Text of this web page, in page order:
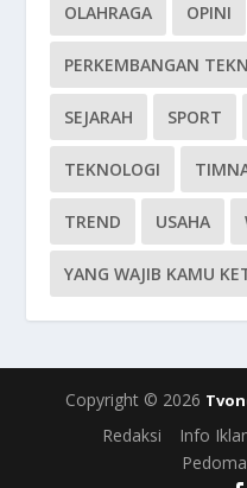
OLAHRAGA OPINI
PERKEMBANGAN
SEJARAH SPORT
TEKNOLOGI
TREND USAHA
YANG WAJIB KAMU
Copyright © 2026
Redaksi
Info